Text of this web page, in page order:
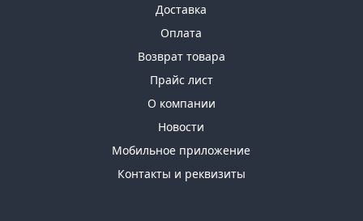
Доставка
Оплата
Возврат товара
Прайс лист
О компании
Новости
Мобильное приложение
Контакты и реквизиты